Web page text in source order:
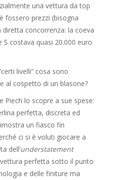
una vettura da top
fossero prezzi (bisogna
diretta concorrenza: la coeva
S costava quasi 20.000 euro
livelli” cosa sono
al cospetto di un blasone?
Piech lo scopre a sue spese:
perfetta, discreta ed
un fiasco fin
ci si è voluti giocare a
dell’understatement
perfetta sotto il punto
e delle finiture ma